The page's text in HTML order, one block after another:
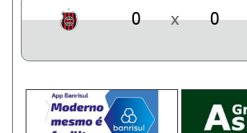
0 x 0